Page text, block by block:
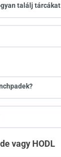
találj tárcákat
vagy HODL